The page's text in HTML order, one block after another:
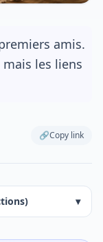
amis.
les liens
🔗Copy link
▾